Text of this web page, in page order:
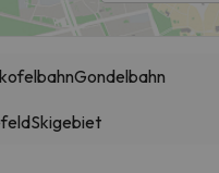
Gondelbahn
Skigebiet